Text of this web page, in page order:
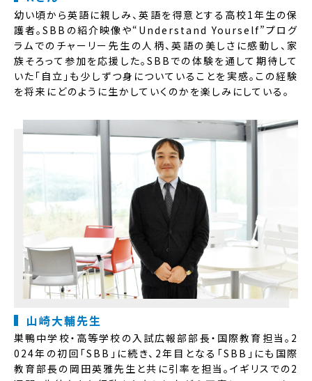
幼い頃から英語に親しみ、英語を得意とする高校1年生の保
護者。SBBの紹介映像や“Understand Yourself”プログ
ラムでのチャーリー先生の人柄、英語の美しさに感動し、家
族そろって参加を応援した。SBBでの体験を通して期待して
いた「自立」も少しずつ身についていることを実感。この経験
を将来にどのように生かしていくのかを楽しみにしている。
山崎大輔先生
巣鴨中学校・高等学校の入試広報部部長・国際教育担当。2
024年の初回「SBB」に続き、2年目となる「SBB」にも国際
教育部長の岡田英雅先生と共に引率を担当。イギリスでの2